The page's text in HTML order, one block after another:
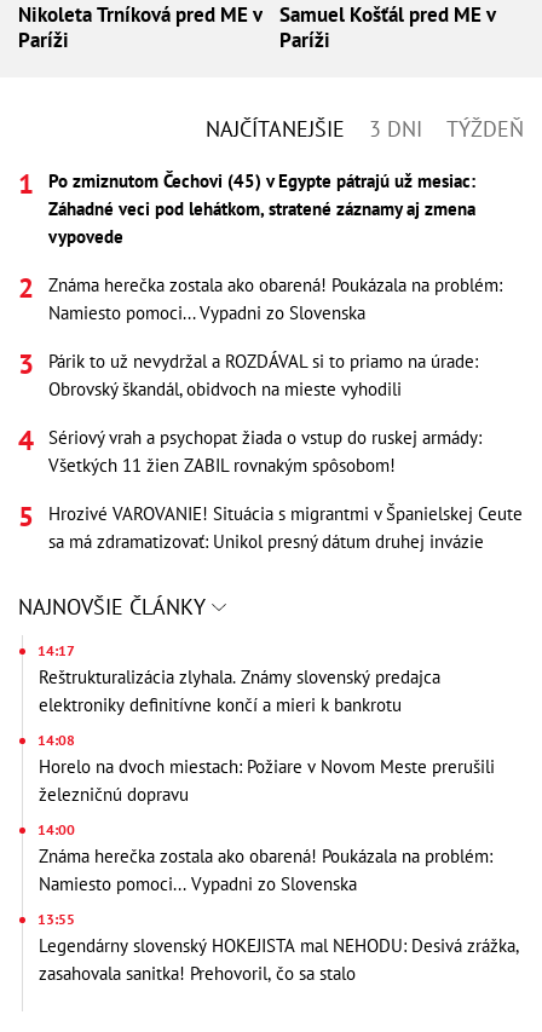
Nikoleta Trníková pred ME v
Paríži
Samuel Košťál pred ME v
Paríži
NAJČÍTANEJŠIE 3 DNI TÝŽDEŇ
Po zmiznutom Čechovi (45) v Egypte pátrajú už mesiac:
Záhadné veci pod lehátkom, stratené záznamy aj zmena
vypovede
Známa herečka zostala ako obarená! Poukázala na problém:
Namiesto pomoci... Vypadni zo Slovenska
Párik to už nevydržal a ROZDÁVAL si to priamo na úrade:
Obrovský škandál, obidvoch na mieste vyhodili
Sériový vrah a psychopat žiada o vstup do ruskej armády:
Všetkých 11 žien ZABIL rovnakým spôsobom!
Hrozivé VAROVANIE! Situácia s migrantmi v Španielskej Ceute
sa má zdramatizovať: Unikol presný dátum druhej invázie
NAJNOVŠIE ČLÁNKY
14:17
Reštrukturalizácia zlyhala. Známy slovenský predajca
elektroniky definitívne končí a mieri k bankrotu
14:08
Horelo na dvoch miestach: Požiare v Novom Meste prerušili
železničnú dopravu
14:00
Známa herečka zostala ako obarená! Poukázala na problém:
Namiesto pomoci... Vypadni zo Slovenska
13:55
Legendárny slovenský HOKEJISTA mal NEHODU: Desivá zrážka,
zasahovala sanitka! Prehovoril, čo sa stalo